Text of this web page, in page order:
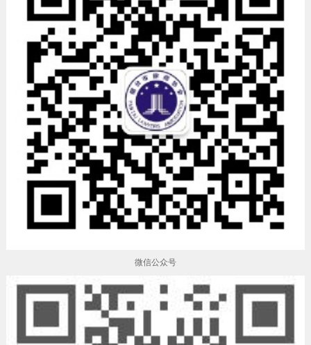
微信公众号